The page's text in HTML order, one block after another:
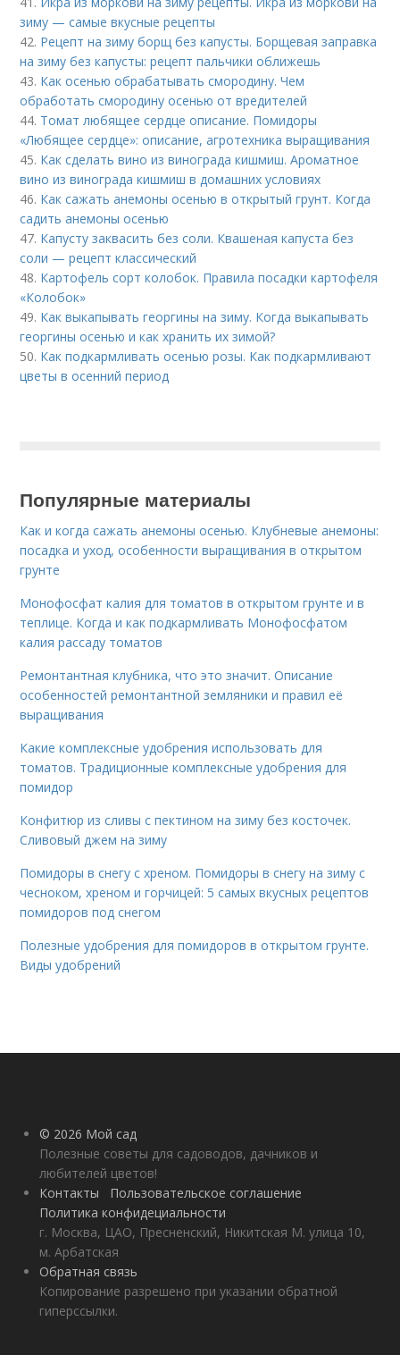
зиму — самые вкусные рецепты
42. Рецепт на зиму борщ без капусты. Борщевая заправка
на зиму без капусты: рецепт пальчики оближешь
43. Как осенью обрабатывать смородину. Чем
обработать смородину осенью от вредителей
44. Томат любящее сердце описание. Помидоры
«Любящее сердце»: описание, агротехника выращивания
45. Как сделать вино из винограда кишмиш. Ароматное
вино из винограда кишмиш в домашних условиях
46. Как сажать анемоны осенью в открытый грунт. Когда
садить анемоны осенью
47. Капусту заквасить без соли. Квашеная капуста без
соли — рецепт классический
48. Картофель сорт колобок. Правила посадки картофеля
«Колобок»
49. Как выкапывать георгины на зиму. Когда выкапывать
георгины осенью и как хранить их зимой?
50. Как подкармливать осенью розы. Как подкармливают
цветы в осенний период
Популярные материалы
Как и когда сажать анемоны осенью. Клубневые анемоны:
посадка и уход, особенности выращивания в открытом
грунте
Монофосфат калия для томатов в открытом грунте и в
теплице. Когда и как подкармливать Монофосфатом
калия рассаду томатов
Ремонтантная клубника, что это значит. Описание
особенностей ремонтантной земляники и правил её
выращивания
Какие комплексные удобрения использовать для
томатов. Традиционные комплексные удобрения для
помидор
Конфитюр из сливы с пектином на зиму без косточек.
Сливовый джем на зиму
Помидоры в снегу с хреном. Помидоры в снегу на зиму с
чесноком, хреном и горчицей: 5 самых вкусных рецептов
помидоров под снегом
Полезные удобрения для помидоров в открытом грунте.
Виды удобрений
© 2026 Мой сад
Полезные советы для садоводов, дачников и
любителей цветов!
Контакты
Пользовательское соглашение
Политика конфидециальности
г. Москва, ЦАО, Пресненский, Никитская М. улица 10,
м. Арбатская
Обратная связь
Копирование разрешено при указании обратной
гиперссылки.